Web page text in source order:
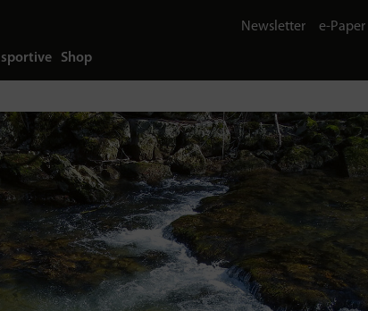
sportive Shop
Newsletter e-Paper